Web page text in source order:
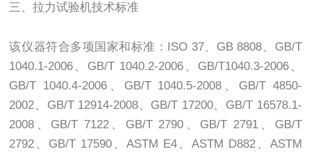
三、拉力试验机技术标准
该仪器符合多项国家和标准：ISO 37、GB 8808、GB/T
1040.1-2006、GB/T 1040.2-2006、GB/T1040.3-2006、
GB/T 1040.4-2006、GB/T 1040.5-2008、GB/T 4850-
2002、GB/T 12914-2008、GB/T 17200、GB/T 16578.1-
2008、GB/T 7122、GB/T 2790、GB/T 2791、GB/T
2792、GB/T 17590、ASTM E4、ASTM D882、ASTM